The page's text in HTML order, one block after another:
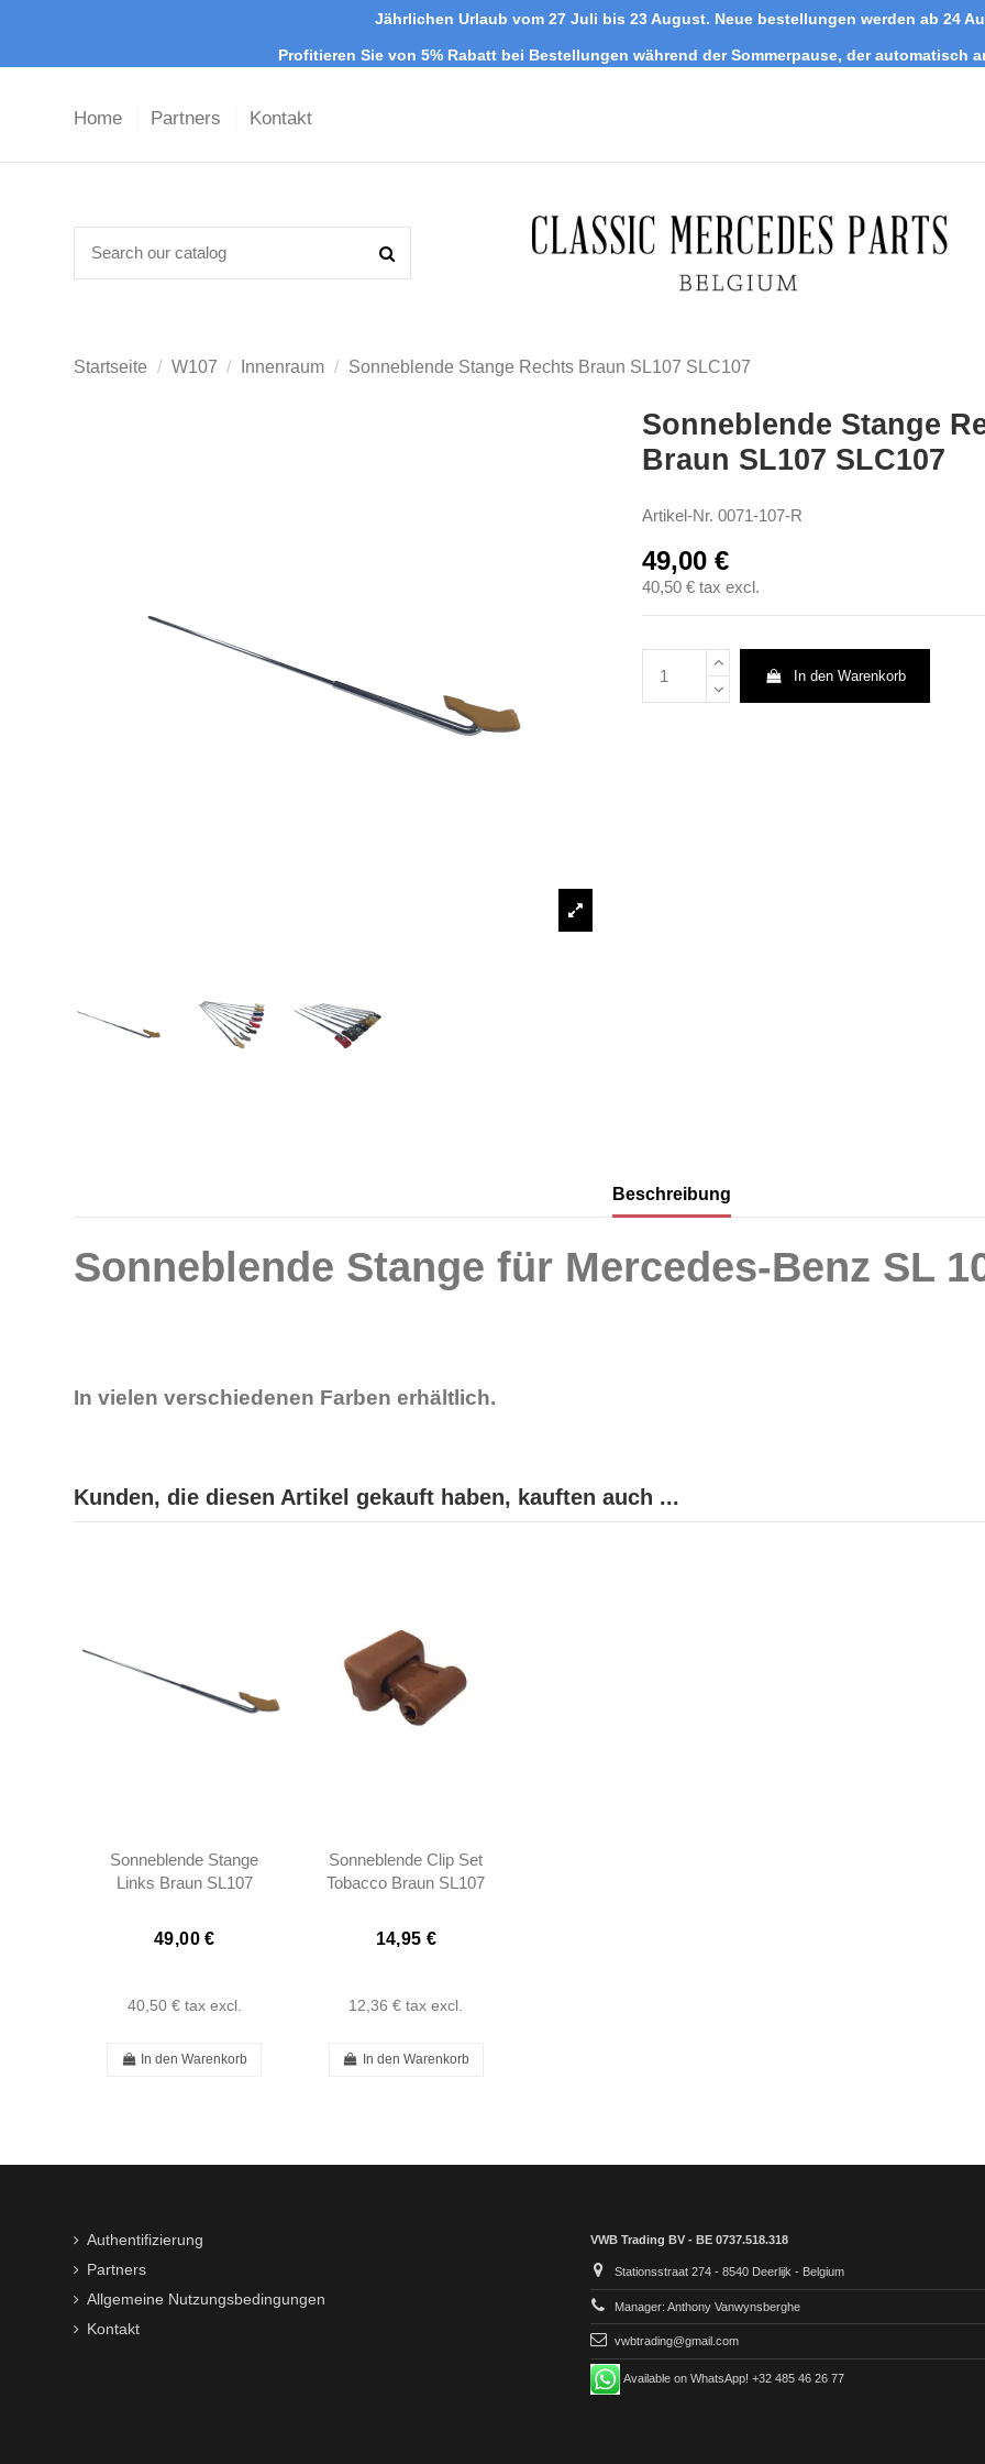
Jährlichen Urlaub vom 27 Juli bis 23 August. Neue bestellungen werden ab 24
Profitieren Sie von 5% Rabatt bei Bestellungen während der Sommerpause, der automatisch
Home Partners Kontakt
Startseite W107 Innenraum Sonneblende Stange Rechts Braun SL107 SLC107
Sonneblende Stange
Braun SL107 SLC107
Artikel-Nr. 0071-107-R
49,00 €
40,50 € tax excl.
In den Warenkorb
Beschreibung
Sonneblende Stange für Mercedes-Benz SL
In vielen verschiedenen Farben erhältlich.
Kunden, die diesen Artikel gekauft haben, kauften auch ...
Sonneblende Stange
Links Braun SL107
49,00 €
40,50 € tax excl.
In den Warenkorb
Sonneblende Clip Set
Tobacco Braun SL107
1078110141
14,95 €
12,36 € tax excl.
In den Warenkorb
Authentifizierung
Partners
Allgemeine Nutzungsbedingungen
Kontakt
VWB Trading BV - BE 0737.518.318
Stationsstraat 274 - 8540 Deerlijk - Belgium
Manager: Anthony Vanwynsberghe
vwbtrading@gmail.com
Available on WhatsApp! +32 485 46 26 77